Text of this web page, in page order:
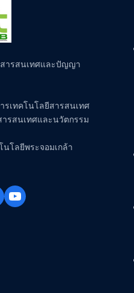
ารสนเทศและปัญญา
รเทคโนโลยีสารสนเทศ
รสนเทศและนวัตกรรม
นโลยีพระจอมเกล้า
YouTube